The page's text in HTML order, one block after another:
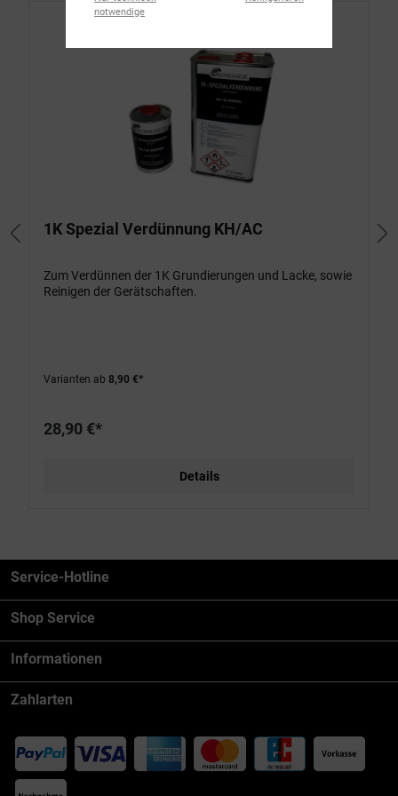
1K Spezial Verdünnung KH/AC
Zum Verdünnen der 1K Grundierungen und Lacke, sowie
Reinigen der Gerätschaften.
Varianten ab 8,90 €*
28,90 €*
Details
Service-Hotline
Shop Service
Informationen
Zahlarten
notwendige